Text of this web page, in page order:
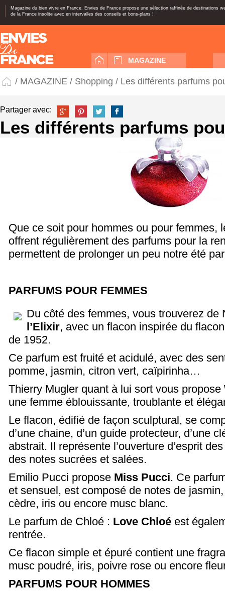
Magazine du bien vivre en France, Envies de France propose une sélection raffinée de destinations
de la France insolite avec en intervalles des conseils et bons-plans !
MAGAZINE
/ MAGAZINE / Shopping / Les différents parfums
Partager avec:
Les différents parfums
Que ce soit pour hommes ou pour femmes,
offrent régulièrement des parfums pour la
permettent de prolonger un peu notre été
PARFUMS POUR FEMMES
Du côté des femmes, vous trouverez
l’Elixir, avec un flacon inspirée du
de 1952.
Ce parfum est fruité et acidulé, avec des
pomme, jasmin, citron vert, caïpirinha…
Thierry Mugler quant à lui sort vous propose
une femme éblouissante, troublante et
Le flacon, édifié de façon sculptural, se
d’une chaine, d’un guide protecteur, d’une
abstrait. Il représente l’ouverture d’esprit
des notes sucrées et salées.
Emilio Pucci propose Miss Pucci. Ce
et sensuel, est composé de notes de
cèdre, iris ou encore musc blanc.
Le parfum de Chloé : Love Chloé est
rentrée.
Ce flacon simple et épuré contient une
musc poudré, iris, poivre rose ou encore
PARFUMS POUR HOMMES